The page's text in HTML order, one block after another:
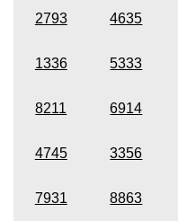
2793 4635
1336 5333
8211 6914
4745 3356
7931 8863